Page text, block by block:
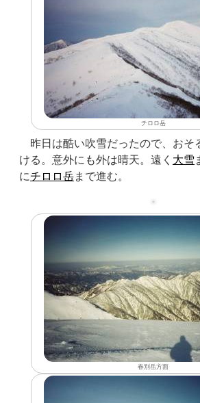
チロロ岳
昨日は酷い吹雪だったので、おそ
ける。意外にも外は晴天。遠く 大雪
にチロロ岳まで進む。
春別岳方面